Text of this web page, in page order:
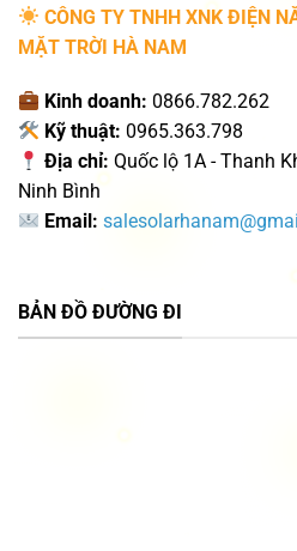
CÔNG TY TNHH XNK ĐIỆN
MẶT TRỜI HÀ NAM
Kinh doanh: 0866.782.262
Kỹ thuật: 0965.363.798
Địa chỉ: Quốc lộ 1A - Thanh
Ninh Bình
Email:
BẢN ĐỒ ĐƯỜNG ĐI